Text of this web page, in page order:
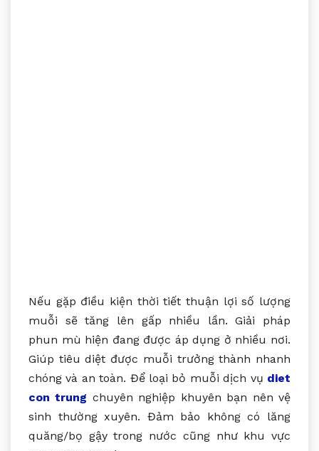
Nếu gặp điều kiện thời tiết thuận lợi số lượng
muỗi sẽ tăng lên gấp nhiều lần. Giải pháp
phun mù hiện đang được áp dụng ở nhiều nơi.
Giúp tiêu diệt được muỗi trưởng thành nhanh
chóng và an toàn. Để loại bỏ muỗi dịch vụ diet
con trung chuyên nghiệp khuyên bạn nên vệ
sinh thường xuyên. Đảm bảo không có lăng
quăng/bọ gậy trong nước cũng như khu vực